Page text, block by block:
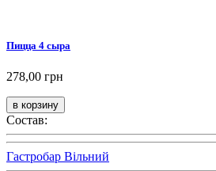
Пицца 4 сыра
278,00 грн
Состав:
Гастробар Вільний